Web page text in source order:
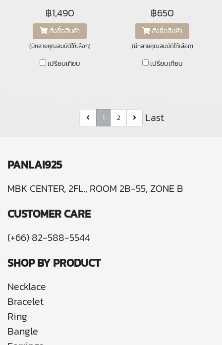
฿1,490
สั่งซื้อสินค้า
(มีหลายคุณสมบัติให้เลือก)
เปรียบเทียบ
฿650
สั่งซื้อสินค้า
(มีหลายคุณสมบัติให้เลือก)
เปรียบเทียบ
1 2 Last
PANLAI925
MBK CENTER, 2FL., ROOM 2B-55, ZONE B
CUSTOMER CARE
(+66) 82-588-5544
SHOP BY PRODUCT
Necklace
Bracelet
Ring
Bangle